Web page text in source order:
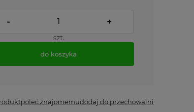
- +
szt.
do koszyka
poleć znajomemudodaj do przechowalni